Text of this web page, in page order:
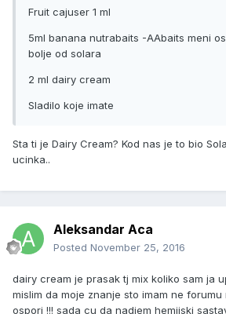
Fruit cajuser 1 ml
5ml banana nutrabaits -AAbaits meni
bolje od solara
2 ml dairy cream
Sladilo koje imate
Sta ti je Dairy Cream? Kod nas je to bio
ucinka..
Aleksandar Aca
Posted November 25, 2016
dairy cream je prasak tj mix koliko sam ja
mislim da moje znanje sto imam ne forumu
ospori !!! sada cu da nadjem hemijski